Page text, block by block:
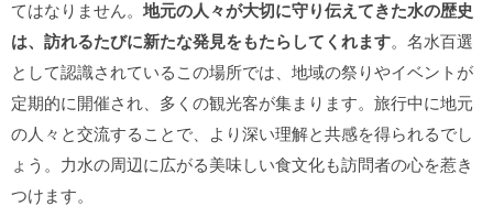
てはなりません。 地元の人々が大切に守り伝えてきた水の歴史
は、訪れるたびに新たな発見をもたらしてくれます。名水百選
として認識されているこの場所では、地域の祭りやイベントが
定期的に開催され、多くの観光客が集まります。旅行中に地元
の人々と交流することで、より深い理解と共感を得られるでし
ょう。力水の周辺に広がる美味しい食文化も訪問者の心を惹き
つけます。